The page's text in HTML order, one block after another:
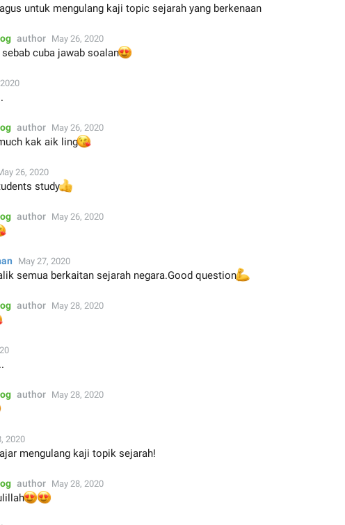
untuk mengulang kaji topic sejarah yang berkenaan
author May 26, 2020
cuba jawab soalan
😍
author May 26, 2020
kak aik ling
26, 2020
study
author May 26, 2020
May 27, 2020
semua berkaitan sejarah negara.Good question
💪
author May 28, 2020
author May 28, 2020
2020
mengulang kaji topik sejarah!
author May 28, 2020